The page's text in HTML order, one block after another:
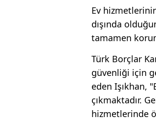
Ev
dışında
tamamen
Türk Borçlar
güvenliği için
eden Işıkhan,
çıkmaktadır.
hizmetlerinde